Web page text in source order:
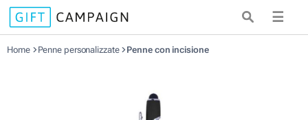
☰
Home Penne personalizzate Penne con incisione